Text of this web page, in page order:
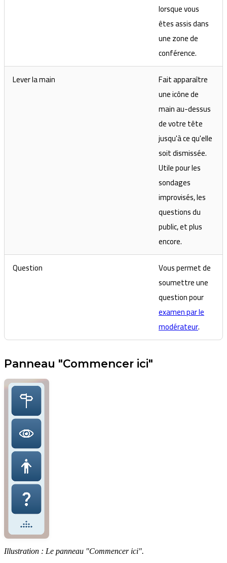
lorsque vous
êtes assis dans
une zone de
conférence.
Lever la main
Fait apparaître
une icône de
main au-dessus
de votre tête
jusqu'à ce qu'elle
soit dismissée.
Utile pour les
sondages
improvisés, les
questions du
public, et plus
encore.
Question
Vous permet de
soumettre une
question pour
examen par le
modérateur.
Panneau "Commencer ici"
Illustration : Le panneau "Commencer ici".